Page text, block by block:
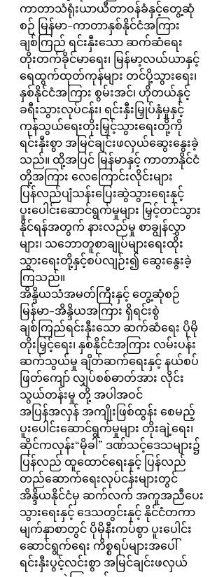
ကာတာသံရုံးယာယီတာဝန်ခံနှင့်တွေ့ဆုံ
စဉ် မြန်မာ-ကာတာနှစ်နိုင်ငံအကြား
ချစ်ကြည် ရင်းနှီးသော ဆက်ဆံရေး
တိုးတက်ခိုင်မာရေး၊ မြန်မာ့လယ်ယာနှင့်
ရေထွက်ထုတ်ကုန်များ တင်ပို့သွားရေး၊
နှစ်နိုင်ငံအကြား စွမ်းအင်၊ ဟိုတယ်နှင့်
ခရီးသွားလုပ်ငန်း၊ ရင်းနှီးမြှုပ်နှံမှုနှင့်
ကုန်သွယ်ရေးတိုးမြှင့်သွားရေးတို့ကို
ရင်းနှီးစွာ အမြင်ချင်းဖလှယ်ဆွေးနွေးခဲ့
သည်။ ထို့အပြင် မြန်မာနှင့် ကာတာနိုင်ငံ
တို့အကြား လေကြောင်းလိုင်းများ
ပြန်လည်ပျံသန်းပြေးဆွဲသွားရေးနှင့်
ပူးပေါင်းဆောင်ရွက်မှုများ မြှင့်တင်သွား
နိုင်ရန်အတွက် နားလည်မှု စာချွန်လွှာ
များ၊ သဘောတူစာချုပ်များရေးထိုး
သွားရေးတို့နှင့်စပ်လျဉ်း၍ ဆွေးနွေးခဲ့
ကြသည်။
အိန္ဒိယသံအမတ်ကြီးနှင့် တွေ့ဆုံစဉ်
မြန်မာ-အိန္ဒိယအကြား ရှိရင်းစွဲ
ချစ်ကြည်ရင်းနှီးသော ဆက်ဆံရေး ပိုမို
တိုးမြှင့်ရေး၊ နှစ်နိုင်ငံအကြား လမ်းပန်း
ဆက်သွယ်မှု ချိတ်ဆက်ရေးနှင့် နယ်စပ်
ဖြတ်ကျော် လျှပ်စစ်ဓာတ်အား လိုင်း
သွယ်တန်းမှု တို့ အပါအဝင်
အပြန်အလှန် အကျိုးဖြစ်ထွန်း စေမည့်
ပူးပေါင်းဆောင်ရွက်မှုများ တိုးချဲ့ရေး၊
ဆိုင်ကလုန်း“မိုခါ” ဒဏ်သင့်ဒေသများ၌
ပြန်လည် ထူထောင်ရေးနှင့် ပြန်လည်
တည်ဆောက်ရေးလုပ်ငန်းများတွင်
အိန္ဒိယနိုင်ငံမှ ဆက်လက် အကူအညီပေး
သွားရေးနှင့် ဒေသတွင်းနှင့် နိုင်ငံတကာ
မျက်နှာစာတွင် ပိုမိုနီးကပ်စွာ ပူးပေါင်း
ဆောင်ရွက်ရေး ကိစ္စရပ်များအပေါ်
ရင်းနှီးပွင့်လင်းစွာ အမြင်ချင်းဖလှယ်